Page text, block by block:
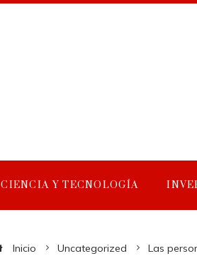
CIENCIA Y TECNOLOGÍA
Inicio Uncategorized Las